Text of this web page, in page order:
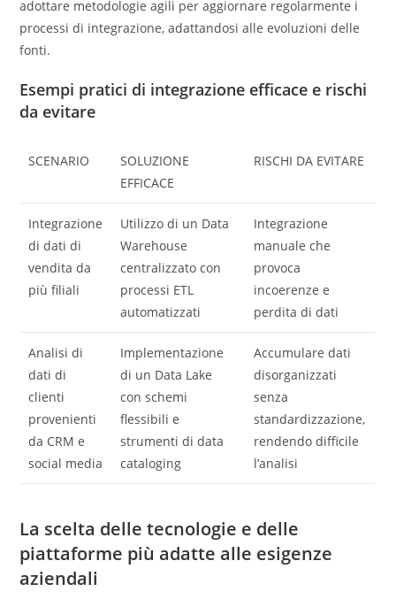
adottare metodologie agili per aggiornare regolarmente i
processi di integrazione, adattandosi alle evoluzioni delle
fonti.
Esempi pratici di integrazione efficace e rischi
da evitare
SCENARIO
SOLUZIONE
EFFICACE
RISCHI DA EVITARE
Integrazione
di dati di
vendita da
più filiali
Utilizzo di un Data
Warehouse
centralizzato con
processi ETL
automatizzati
Integrazione
manuale che
provoca
incoerenze e
perdita di dati
Analisi di
dati di
clienti
provenienti
da CRM e
social media
Implementazione
di un Data Lake
con schemi
flessibili e
strumenti di data
cataloging
Accumulare dati
disorganizzati
senza
standardizzazione,
rendendo difficile
l’analisi
La scelta delle tecnologie e delle
piattaforme più adatte alle esigenze
aziendali